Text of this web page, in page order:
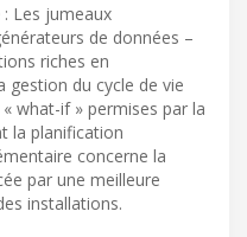
: Les jumeaux
de données –
riches en
gestion du cycle de vie
what-if » permises par la
la planification
concerne la
par une meilleure
installations.